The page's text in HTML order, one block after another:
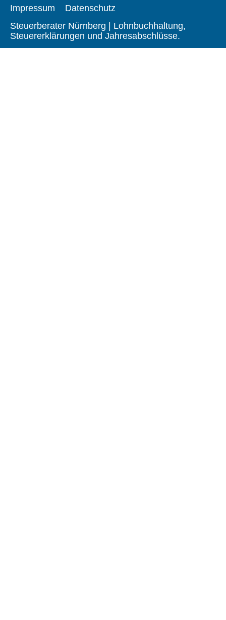
Impressum
Datenschutz
Steuerberater Nürnberg | Lohnbuchhaltung,
Steuererklärungen und Jahresabschlüsse.